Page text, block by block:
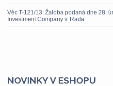
Věc T-121/13: Žaloba podaná dne 28.
Investment Company v. Rada
NOVINKY V ESHOPU